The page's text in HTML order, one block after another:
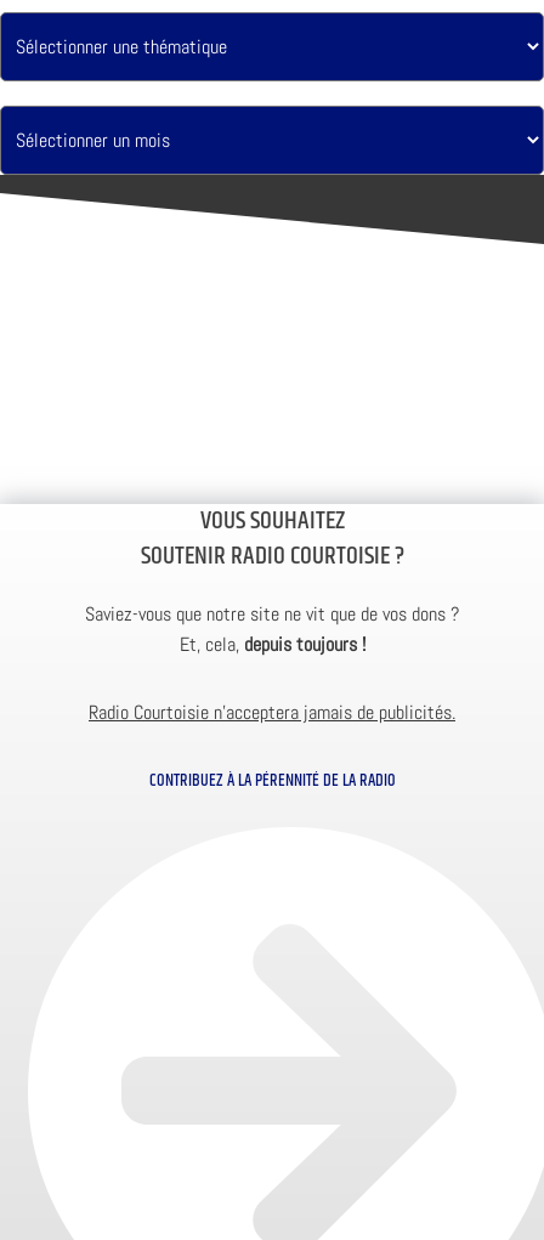
VOUS SOUHAITEZ
SOUTENIR RADIO COURTOISIE ?
Saviez-vous que notre site ne vit que de vos dons ?
Et, cela, depuis toujours !
Radio Courtoisie n’acceptera jamais de publicités.
CONTRIBUEZ À LA PÉRENNITÉ DE LA RADIO